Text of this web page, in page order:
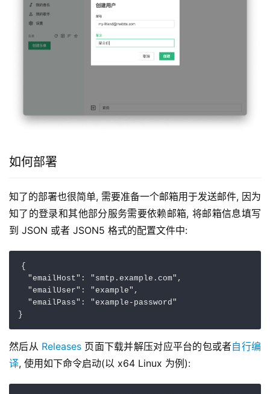
如何部署
知了的部署也很简单, 需要准备一个邮箱用于发送邮件, 因为
知了的登录和其他部分服务需要依赖邮箱, 将邮箱信息填写
到 JSON 或者 JSON5 格式的配置文件中:
{
  "emailHost": "smtp.example.com",
  "emailUser": "example",
  "emailPass": "example-password"
然后从 Releases 页面下载并解压对应平台的包或者自行编
译, 使用如下命令启动(以 x64 Linux 为例):